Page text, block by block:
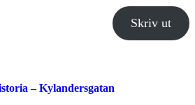
Skriv ut
– Kylandersgatan